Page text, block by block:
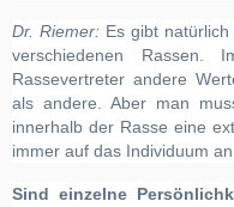
Dr. Riemer: Es gibt
verschiedenen Rassen.
Rassevertreter andere
als andere. Aber man
innerhalb der Rasse eine
immer auf das Individuum an.
Sind einzelne